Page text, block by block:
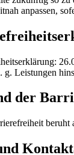
anpassen,
g. Leistungen
der
beruht